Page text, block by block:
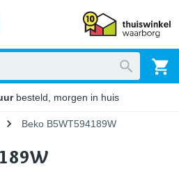
besteld, morgen in huis
Beko B5WT594189W